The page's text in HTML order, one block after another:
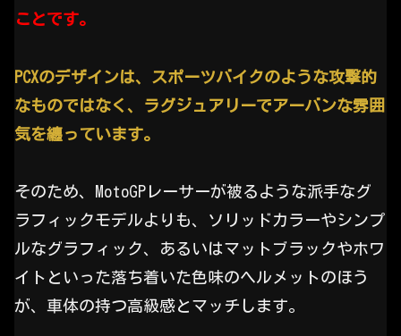
ことです。
PCXのデザインは、スポーツバイクのような攻撃的
なものではなく、ラグジュアリーでアーバンな雰囲
気を纏っています。
そのため、MotoGPレーサーが被るような派手なグ
ラフィックモデルよりも、ソリッドカラーやシンプ
ルなグラフィック、あるいはマットブラックやホワ
イトといった落ち着いた色味のヘルメットのほう
が、車体の持つ高級感とマッチします。